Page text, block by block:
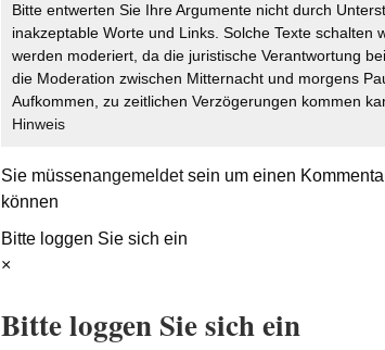
Bitte entwerten Sie Ihre Argumente nicht durch
inakzeptable Worte und Links. Solche Texte schalten
werden moderiert, da die juristische Verantwortung
die Moderation zwischen Mitternacht und morgens
Aufkommen, zu zeitlichen Verzögerungen kommen
Hinweis
Sie müssenangemeldetsein um einen
können
Bitte loggen Sie sich ein
×
Bitte loggen Sie sich ein